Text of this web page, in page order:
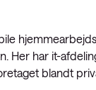
Her har it-
blandt